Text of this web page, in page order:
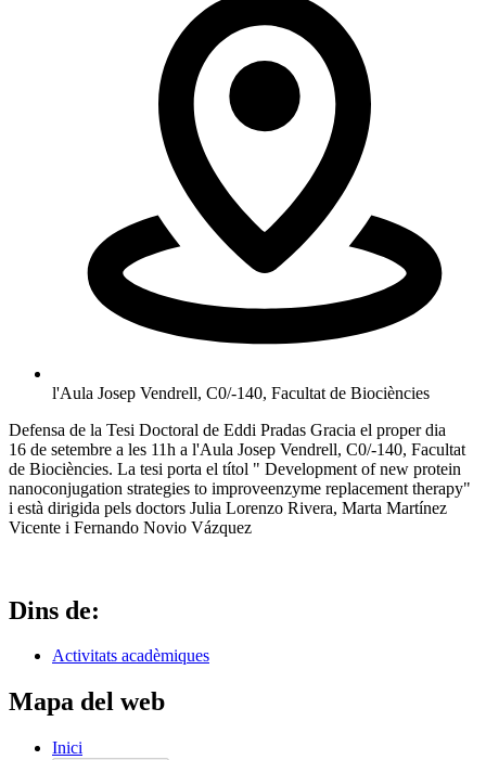
l'Aula Josep Vendrell, C0/-140, Facultat de Biociències
Defensa de la Tesi Doctoral de Eddi Pradas Gracia el proper dia
16 de setembre a les 11h a l'Aula Josep Vendrell, C0/-140, Facultat
de Biociències. La tesi porta el títol " Development of new protein
nanoconjugation strategies to improveenzyme replacement therapy"
i està dirigida pels doctors Julia Lorenzo Rivera, Marta Martínez
Vicente i Fernando Novio Vázquez
Dins de:
Activitats acadèmiques
Mapa del web
Inici